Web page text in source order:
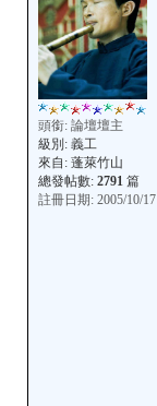
頭銜: 論壇壇主
級別: 義工
來自: 蓬萊竹山
總發帖數: 2791篇
註冊日期: 2005/10/17